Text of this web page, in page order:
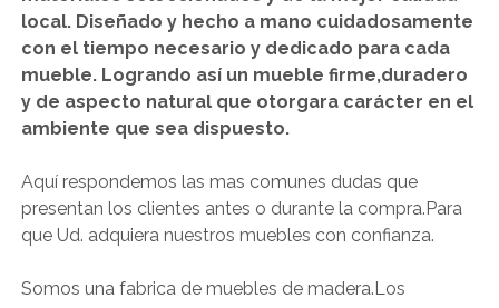
local. Diseñado y hecho a mano cuidadosamente
con el tiempo necesario y dedicado para cada
mueble. Logrando así un mueble firme,duradero
y de aspecto natural que otorgara carácter en el
ambiente que sea dispuesto.
Aquí respondemos las mas comunes dudas que
presentan los clientes antes o durante la compra.Para
que Ud. adquiera nuestros muebles con confianza.
Somos una fabrica de muebles de madera.Los